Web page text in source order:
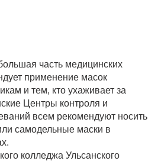
часть медицинских
применение масок
и тем, кто ухаживает за
Центры контроля и
всем рекомендуют носить
самодельные маски в
колледжа Ульсанского